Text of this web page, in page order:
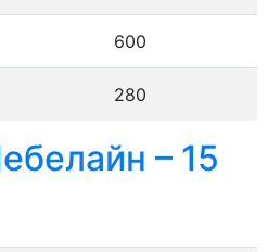
600
280
– 15